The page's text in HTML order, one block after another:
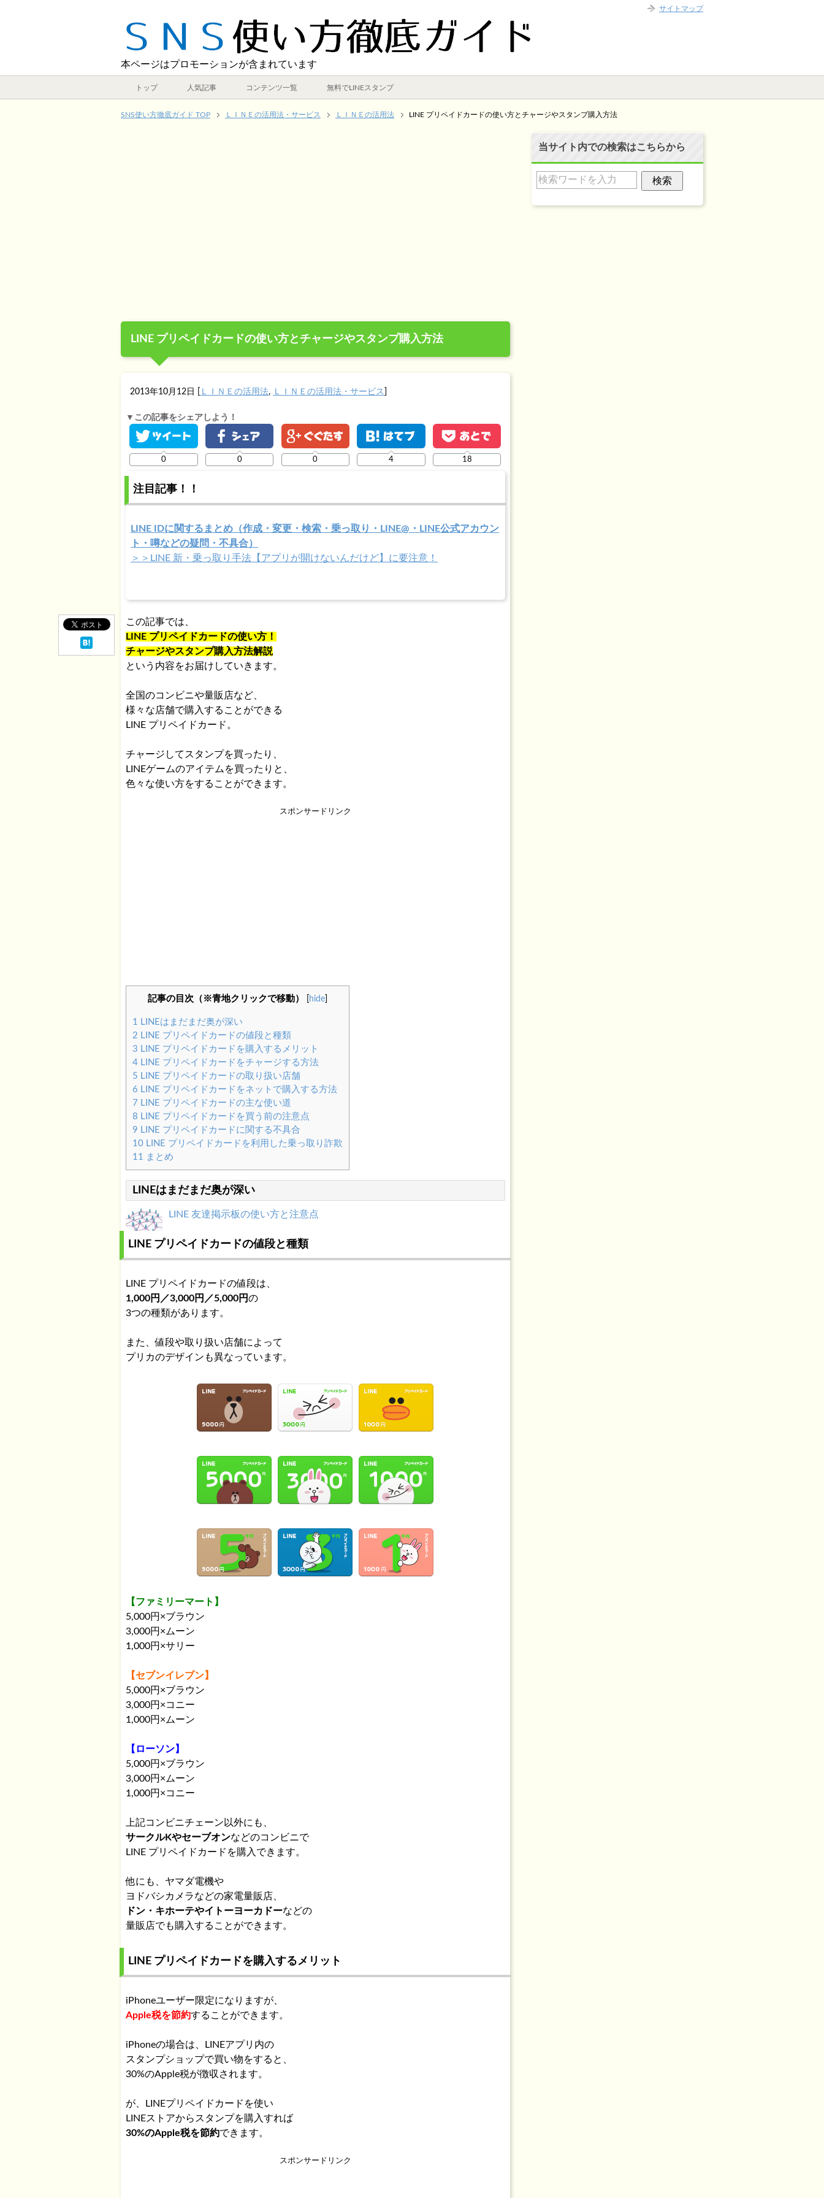
本ページはプロモーションが含まれています
トップ 人気記事 コンテンツ一覧 無料でLINEスタンプ
SNS使い方徹底ガイド TOP ＬＩＮＥの活用法・サービス ＬＩＮＥの活用法 LINE プリペイドカードの使い方とチャージやスタンプ購入方法
LINE プリペイドカードの使い方とチャージやスタンプ購入方法
2013年10月12日 ＬＩＮＥの活用法, ＬＩＮＥの活用法・サービス
▼この記事をシェアしよう！
0 0 0 4 18
注目記事！！
LINE IDに関するまとめ（作成・変更・検索・乗っ取り・LINE@・LINE公式アカウン
ト・噂などの疑問・不具合）
＞＞LINE 新・乗っ取り手法【アプリが開けないんだけど】に要注意！
この記事では、
LINE プリペイドカードの使い方！
チャージやスタンプ購入方法解説
という内容をお届けしていきます。
全国のコンビニや量販店など、
様々な店舗で購入することができる
LINE プリペイドカード。
チャージしてスタンプを買ったり、
LINEゲームのアイテムを買ったりと、
色々な使い方をすることができます。
スポンサードリンク
記事の目次（※青地クリックで移動） hide
1
LINEはまだまだ奥が深い
2 LINE プリペイドカードの値段と種類
3 LINE プリペイドカードを購入するメリット
4 LINE プリペイドカードをチャージする方法
5 LINE プリペイドカードの取り扱い店舗
6 LINE プリペイドカードをネットで購入する方法
7 LINE プリペイドカードの主な使い道
8 LINE プリペイドカードを買う前の注意点
9 LINE プリペイドカードに関する不具合
10 LINE プリペイドカードを利用した乗っ取り詐欺
11
まとめ
LINEはまだまだ奥が深い
LINE 友達掲示板の使い方と注意点
LINE@ 無料・有料プランの違いまとめ【機能・料金など】
LINEで使えるスタンプアプリをまとめてみた！
LINE ちらみアプリの使い方！AndroidのみでiPhoneは非対応！
LINE プリペイドカード〜スタンプを実際に購入して使ってみた【実例編】
LINE プリペイドカードの値段と種類
LINE プリペイドカードの値段は、
1,000円／3,000円／5,000円の
3つの種類があります。
また、値段や取り扱い店舗によって
プリカのデザインも異なっています。
【ファミリーマート】
5,000円×ブラウン
3,000円×ムーン
1,000円×サリー
【セブンイレブン】
5,000円×ブラウン
3,000円×コニー
1,000円×ムーン
【ローソン】
5,000円×ブラウン
3,000円×ムーン
1,000円×コニー
上記コンビニチェーン以外にも、
サークルKやセーブオンなどのコンビニで
LINE プリペイドカードを購入できます。
他にも、ヤマダ電機や
ヨドバシカメラなどの家電量販店、
ドン・キホーテやイトーヨーカドーなどの
量販店でも購入することができます。
LINE プリペイドカードを購入するメリット
iPhoneユーザー限定になりますが、
Apple税を節約することができます。
iPhoneの場合は、LINEアプリ内の
スタンプショップで買い物をすると、
30%のApple税が徴収されます。
が、LINEプリペイドカードを使い
LINEストアからスタンプを購入すれば
30%のApple税を節約できます。
スポンサードリンク
当サイト内での検索はこちらから
サイトマップ